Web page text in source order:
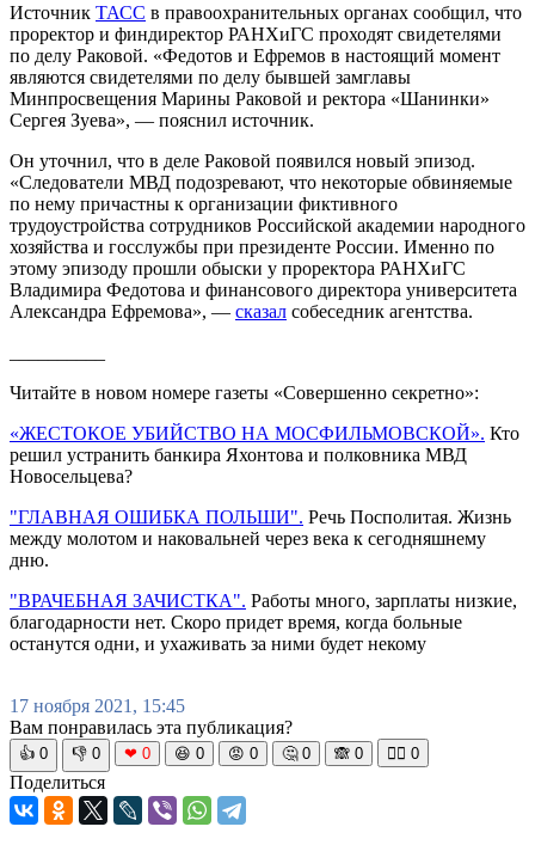
Источник ТАСС в правоохранительных органах сообщил, что
проректор и финдиректор РАНХиГС проходят свидетелями
по делу Раковой. «Федотов и Ефремов в настоящий момент
являются свидетелями по делу бывшей замглавы
Минпросвещения Марины Раковой и ректора «Шанинки»
Сергея Зуева», — пояснил источник.
Он уточнил, что в деле Раковой появился новый эпизод.
«Следователи МВД подозревают, что некоторые обвиняемые
по нему причастны к организации фиктивного
трудоустройства сотрудников Российской академии народного
хозяйства и госслужбы при президенте России. Именно по
этому эпизоду прошли обыски у проректора РАНХиГС
Владимира Федотова и финансового директора университета
Александра Ефремова», — сказал собеседник агентства.
Читайте в новом номере газеты «Совершенно секретно»:
«ЖЕСТОКОЕ УБИЙСТВО НА МОСФИЛЬМОВСКОЙ». Кто
решил устранить банкира Яхонтова и полковника МВД
Новосельцева?
"ГЛАВНАЯ ОШИБКА ПОЛЬШИ". Речь Посполитая. Жизнь
между молотом и наковальней через века к сегодняшнему
дню.
"ВРАЧЕБНАЯ ЗАЧИСТКА". Работы много, зарплаты низкие,
благодарности нет. Скоро придет время, когда больные
останутся одни, и ухаживать за ними будет некому
17 ноября 2021, 15:45
Вам понравилась эта публикация?
👍 0 👎 0 ❤ 0 😆 0 😡 0 🤔 0 🙈 0 🧘‍♀️ 0
Поделиться